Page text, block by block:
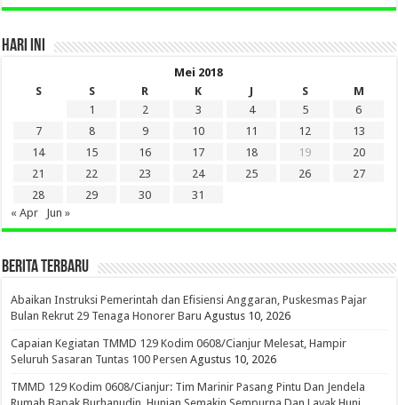
HARI INI
Mei 2018
S
S R K J S
M
1
2 3 4 5
6
7
8 9 10 11 12
13
14
15 16 17 18 19
20
21
22 23 24 25 26
27
28
29 30
31
« Apr
Jun »
BERITA TERBARU
Abaikan Instruksi Pemerintah dan Efisiensi Anggaran, Puskesmas Pajar
Bulan Rekrut 29 Tenaga Honorer Baru Agustus 10, 2026
Capaian Kegiatan TMMD 129 Kodim 0608/Cianjur Melesat, Hampir
Seluruh Sasaran Tuntas 100 Persen Agustus 10, 2026
TMMD 129 Kodim 0608/Cianjur: Tim Marinir Pasang Pintu Dan Jendela